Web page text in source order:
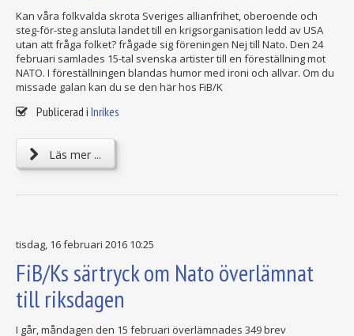
Kan våra folkvalda skrota Sveriges allianfrihet, oberoende och
steg-för-steg ansluta landet till en krigsorganisation ledd av USA
utan att fråga folket? frågade sig föreningen Nej till Nato. Den 24
februari samlades 15-tal svenska artister till en föreställning mot
NATO. I föreställningen blandas humor med ironi och allvar. Om du
missade galan kan du se den här hos FiB/K
Publicerad i Inrikes
Läs mer ...
tisdag, 16 februari 2016 10:25
FiB/Ks särtryck om Nato överlämnat
till riksdagen
I går, måndagen den 15 februari överlämnades 349 brev